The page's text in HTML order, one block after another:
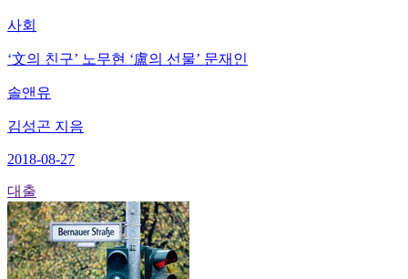
사회
‘文의 친구’ 노무현 ‘盧의 선물’ 문재인
솔앤유
김성곤 지음
2018-08-27
대출